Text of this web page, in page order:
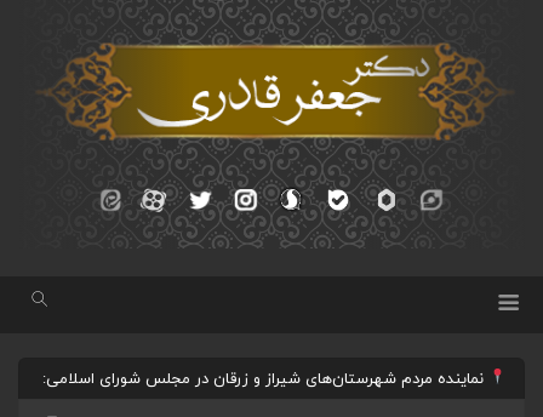
نماینده مردم شهرستان‌های شیراز و زرقان در مجلس شورای اسلامی: